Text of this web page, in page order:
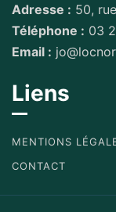
Adresse : 50,
Téléphone : 03
Email :
Liens
MENTIONS
CONTACT